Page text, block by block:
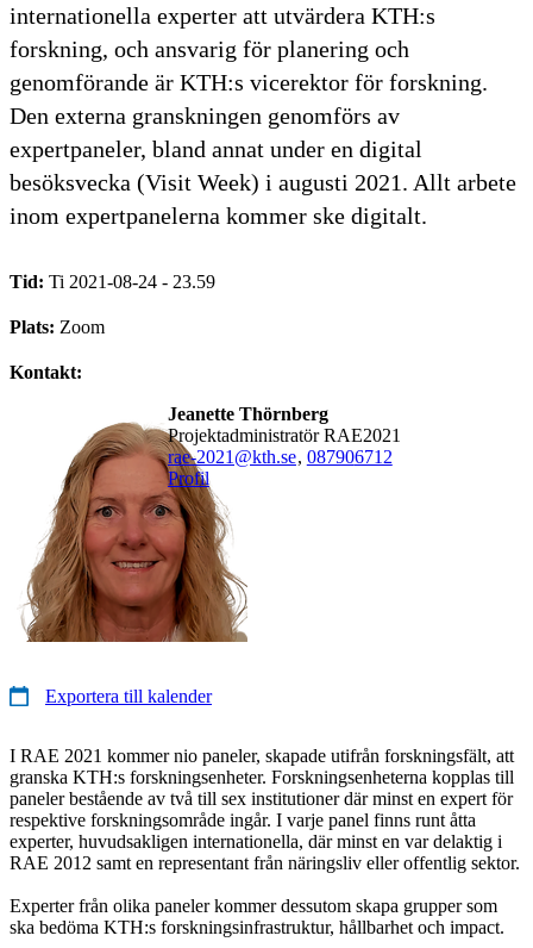
internationella experter att utvärdera KTH:s
forskning, och ansvarig för planering och
genomförande är KTH:s vicerektor för forskning.
Den externa granskningen genomförs av
expertpaneler, bland annat under en digital
besöksvecka (Visit Week) i augusti 2021. Allt arbete
inom expertpanelerna kommer ske digitalt.
Tid: Ti 2021-08-24 - 23.59
Plats: Zoom
Kontakt:
Jeanette Thörnberg
Projektadministratör RAE2021
rae-2021@kth.se, 087906712
Profil
Exportera till kalender
I RAE 2021 kommer nio paneler, skapade utifrån forskningsfält, att
granska KTH:s forskningsenheter. Forskningsenheterna kopplas till
paneler bestående av två till sex institutioner där minst en expert för
respektive forskningsområde ingår. I varje panel finns runt åtta
experter, huvudsakligen internationella, där minst en var delaktig i
RAE 2012 samt en representant från näringsliv eller offentlig sektor.
Experter från olika paneler kommer dessutom skapa grupper som
ska bedöma KTH:s forskningsinfrastruktur, hållbarhet och impact.